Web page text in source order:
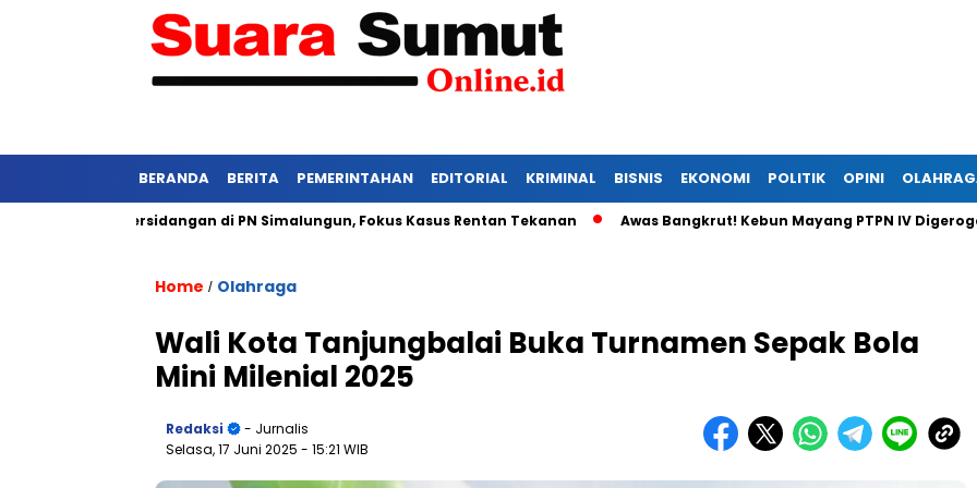
BERANDA BERITA PEMERINTAHAN EDITORIAL KRIMINAL BISNIS EKONOMI POLITIK OPINI
Ketat Persidangan di PN Simalungun, Fokus Kasus Rentan Tekanan Awas Bangkrut! Kebun Mayang PTPN IV Digerogoti
Home / Olahraga
Wali Kota Tanjungbalai Buka Turnamen Sepak Bola
Mini Milenial 2025
Redaksi
- Jurnalis
Selasa, 17 Juni 2025 - 15:21 WIB